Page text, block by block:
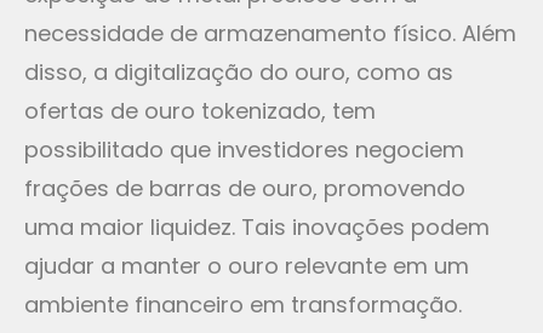
necessidade de armazenamento físico. Além
disso, a digitalização do ouro, como as
ofertas de ouro tokenizado, tem
possibilitado que investidores negociem
frações de barras de ouro, promovendo
uma maior liquidez. Tais inovações podem
ajudar a manter o ouro relevante em um
ambiente financeiro em transformação.